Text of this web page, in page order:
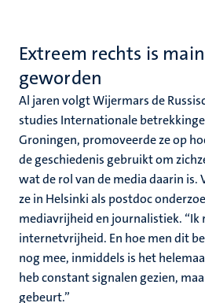
Extreem rechts is
geworden
Al jaren volgt Wijermars de
studies Internationale
Groningen, promoveerde ze op
de geschiedenis gebruikt om
wat de rol van de media daarin
ze in Helsinki als postdoc
mediavrijheid en journalistiek.
internetvrijheid. En hoe men dit
nog mee, inmiddels is het
heb constant signalen gezien,
gebeurt.”